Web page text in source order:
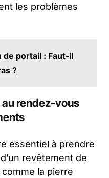
les problèmes
de portail : Faut-il
?
rendez-vous
essentiel à prendre
revêtement de
la pierre